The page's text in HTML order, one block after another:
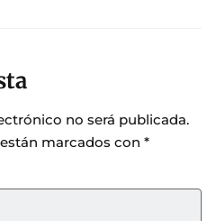
no será publicada.
marcados con *